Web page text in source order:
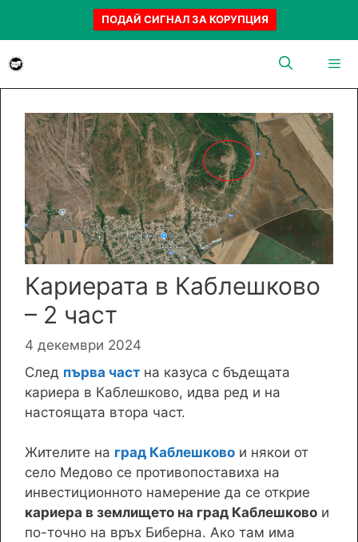
ПОДАЙ СИГНАЛ ЗА КОРУПЦИЯ
съдържанието
Menu
Кариерата в Каблешково
– 2 част
4 декември 2024
След първа част на казуса с бъдещата
кариера в Каблешково, идва ред и на
настоящата втора част.
Жителите на град Каблешково и някои от
село Медово се противопоставиха на
инвестиционното намерение да се открие
кариера в землището на град Каблешково и
по-точно на връх Биберна. Ако там има